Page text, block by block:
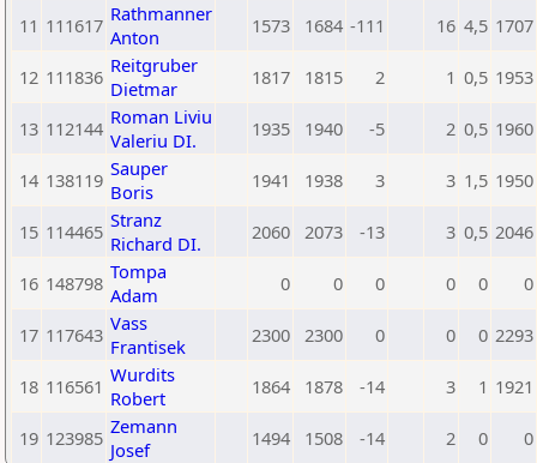
11 111617 Rathmanner
Anton
1573 1684 -111 16 4,5 1707
12 111836 Reitgruber
Dietmar
1817 1815 2 1 0,5 1953
13 112144 Roman Liviu
Valeriu DI.
1935 1940 -5 2 0,5 1960
14 138119 Sauper
Boris
1941 1938 3 3 1,5 1950
15 114465 Stranz
Richard DI.
2060 2073 -13 3 0,5 2046
16 148798 Tompa
Adam
0 0 0 0 0 0
17 117643 Vass
Frantisek
2300 2300 0 0 0 2293
18 116561 Wurdits
Robert
1864 1878 -14 3 1 1921
19 123985 Zemann
Josef
1494 1508 -14 2 0 0